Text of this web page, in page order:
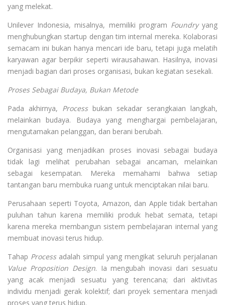
yang melekat.
Unilever Indonesia, misalnya, memiliki program Foundryyang
menghubungkan startup dengan tim internal mereka. Kolaborasi
semacam ini bukan hanya mencari ide baru, tetapi juga melatih
karyawan agar berpikir seperti wirausahawan. Hasilnya, inovasi
menjadi bagian dari proses organisasi, bukan kegiatan sesekali.
Proses Sebagai Budaya, Bukan Metode
Pada akhirnya, Processbukan sekadar serangkaian langkah,
melainkan budaya. Budaya yang menghargai pembelajaran,
mengutamakan pelanggan, dan berani berubah.
Organisasi yang menjadikan proses inovasi sebagai budaya
tidak lagi melihat perubahan sebagai ancaman, melainkan
sebagai kesempatan. Mereka memahami bahwa setiap
tantangan baru membuka ruang untuk menciptakan nilai baru.
Perusahaan seperti Toyota, Amazon, dan Apple tidak bertahan
puluhan tahun karena memiliki produk hebat semata, tetapi
karena mereka membangun sistem pembelajaran internal yang
membuat inovasi terus hidup.
Tahap Processadalah simpul yang mengikat seluruh perjalanan
Value Proposition Design. Ia mengubah inovasi dari sesuatu
yang acak menjadi sesuatu yang terencana; dari aktivitas
individu menjadi gerak kolektif; dari proyek sementara menjadi
proses yang terus hidup.